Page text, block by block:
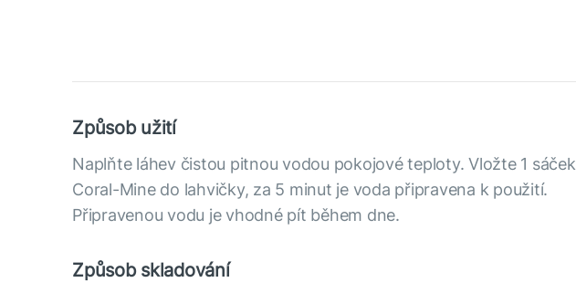
Způsob užití
Naplňte láhev čistou pitnou vodou pokojové teploty. Vložte 1 sáček
Coral-Mine do lahvičky, za 5 minut je voda připravena k použití.
Připravenou vodu je vhodné pít během dne.
Způsob skladování